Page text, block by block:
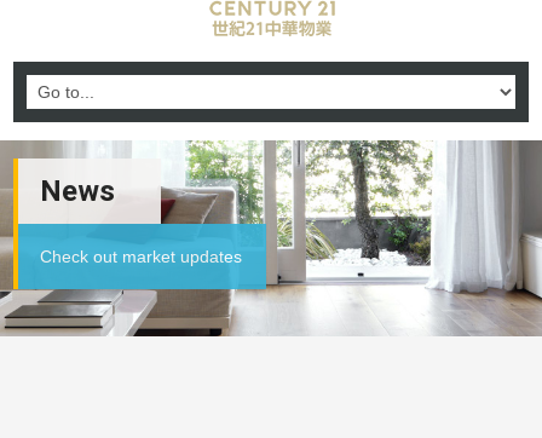
News
Check out market updates